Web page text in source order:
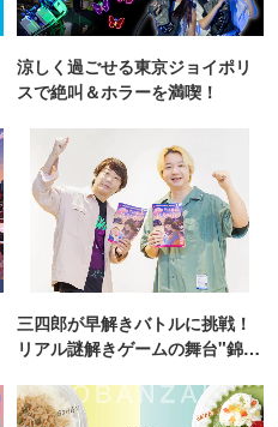
涼しく過ごせる東京ジョイポリ
スで絶叫＆ホラーを満喫！
三四郎が早解きバトルに挑戦！
リアル謎解きゲームの舞台"錦糸